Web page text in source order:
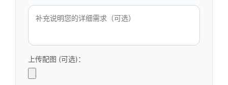
上传配图 (可选)：